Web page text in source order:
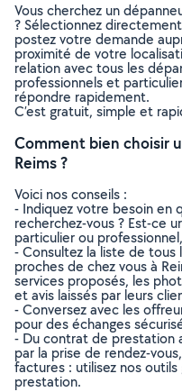
Vous cherchez un
? Sélectionnez
postez votre demande
proximité de votre
relation avec tous les
professionnels et
répondre rapidement.
C’est gratuit, simple et
Comment bien choisir
Reims ?
Voici nos conseils :
- Indiquez votre besoin en
recherchez-vous ? Est-ce
particulier ou
- Consultez la liste de
proches de chez vous à
services proposés, les
et avis laissés par leurs
- Conversez avec les
pour des échanges
- Du contrat de prestation
par la prise de rendez-
factures : utilisez nos
prestation.